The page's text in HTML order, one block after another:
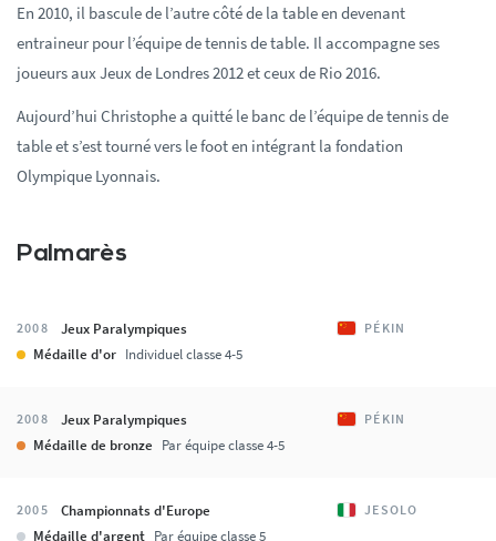
En 2010, il bascule de l’autre côté de la table en devenant
entraineur pour l’équipe de tennis de table. Il accompagne ses
joueurs aux Jeux de Londres 2012 et ceux de Rio 2016.
Aujourd’hui Christophe a quitté le banc de l’équipe de tennis de
table et s’est tourné vers le foot en intégrant la fondation
Olympique Lyonnais.
Palmarès
2008 Jeux Paralympiques PÉKIN
Médaille d'or Individuel classe 4-5
2008 Jeux Paralympiques PÉKIN
Médaille de bronze Par équipe classe 4-5
2005 Championnats d'Europe JESOLO
Médaille d'argent Par équipe classe 5